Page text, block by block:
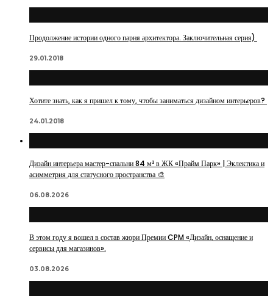
Продолжение истории одного парня архитектора. Заключительная серия)
29.01.2018
Хотите знать, как я пришел к тому, чтобы заниматься дизайном интерьеров?
24.01.2018
Дизайн интерьера мастер-спальни 84 м² в ЖК «Прайм Парк» | Эклектика и
асимметрия для статусного пространства 🎨
06.08.2026
В этом году я вошел в состав жюри Премии CPM «Дизайн, оснащение и
сервисы для магазинов».
03.08.2026